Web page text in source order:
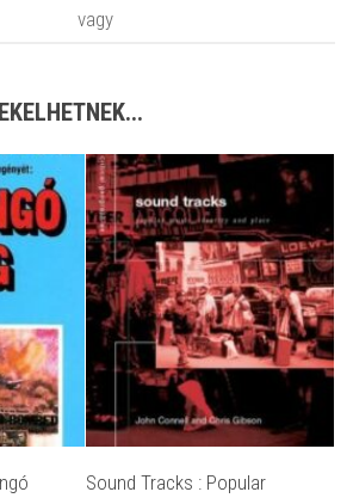
vagy
Sound Tracks : Popular